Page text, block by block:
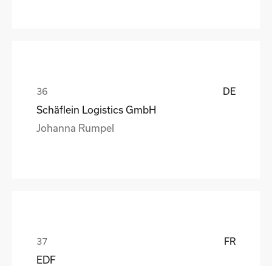
DE
Schäflein Logistics GmbH
Johanna Rumpel
FR
EDF